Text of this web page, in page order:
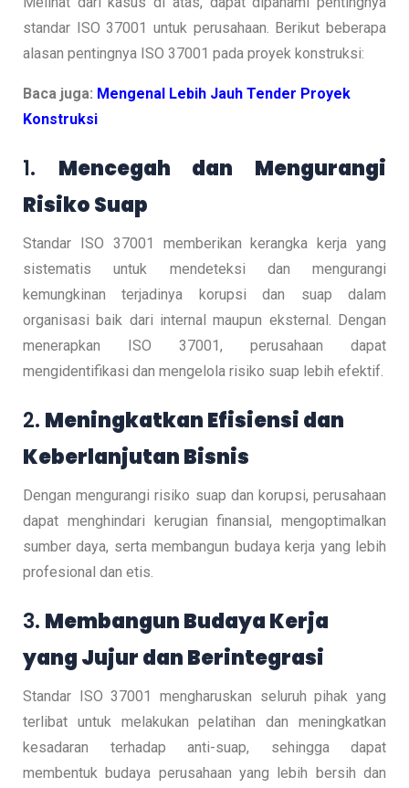
standar ISO 37001 untuk perusahaan. Berikut beberapa
alasan pentingnya ISO 37001 pada proyek konstruksi:
Baca juga: Mengenal Lebih Jauh Tender Proyek
Konstruksi
1. Mencegah dan Mengurangi
Risiko Suap
Standar ISO 37001 memberikan kerangka kerja yang
sistematis untuk mendeteksi dan mengurangi
kemungkinan terjadinya korupsi dan suap dalam
organisasi baik dari internal maupun eksternal. Dengan
menerapkan ISO 37001, perusahaan dapat
mengidentifikasi dan mengelola risiko suap lebih efektif.
2. Meningkatkan Efisiensi dan
Keberlanjutan Bisnis
Dengan mengurangi risiko suap dan korupsi, perusahaan
dapat menghindari kerugian finansial, mengoptimalkan
sumber daya, serta membangun budaya kerja yang lebih
profesional dan etis.
3. Membangun Budaya Kerja
yang Jujur dan Berintegrasi
Standar ISO 37001 mengharuskan seluruh pihak yang
terlibat untuk melakukan pelatihan dan meningkatkan
kesadaran terhadap anti-suap, sehingga dapat
membentuk budaya perusahaan yang lebih bersih dan